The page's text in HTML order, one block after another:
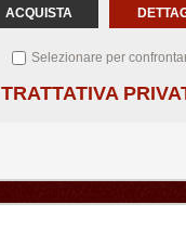
ACQUISTA
Selezionare per
TRATTATIVA